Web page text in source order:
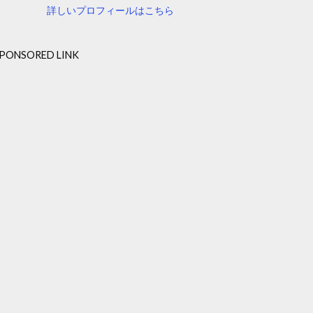
詳しいプロフィールはこちら
LINK